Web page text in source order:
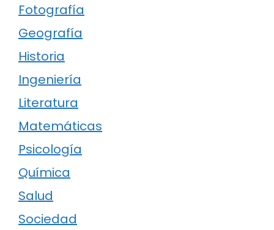
Fotografía
Geografía
Historia
Ingeniería
Literatura
Matemáticas
Psicología
Química
Salud
Sociedad